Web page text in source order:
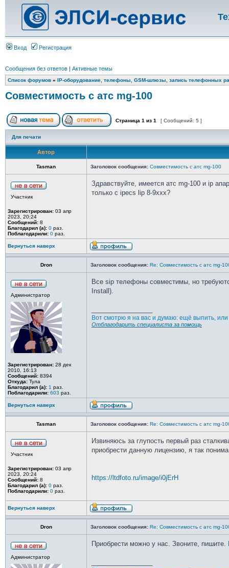
Вход Регистрация
Сообщения без ответов | Активные темы
Список форумов » IP-оборудование, телефоны, GSM-шлюзы, запись телефонных
Совместимость с атс mg-100
Страница 1 из 1 [ Сообщений: 5 ]
Для печати
Автор
Tasman Заголовок сообщения: Совместимость с атс mg-100
Участник
Зарегистрирован: 03 апр
2023, 20:24
Сообщений: 8
Благодарил (а): 0 раз.
Поблагодарили: 0 раз.
Здравствуйте, имеется атс mg-100 и ip
только с ipecs lip 8-9xxx?
Вернуться наверх
Dron Заголовок сообщения: Re: Совместимость с атс mg-
Администратор
Зарегистрирован: 28 дек
2010, 16:13
Сообщений: 8394
Откуда: Тула
Благодарил (а): 1 раз.
Поблагодарили: 603 раз.
Все sip телефоны совместимы, но
Install).
Вот смотрю я на вас и думаю: ещё выпить,
Отблагодарить специалиста за помощь
Вернуться наверх
Tasman Заголовок сообщения: Re: Совместимость с атс mg-
Участник
Зарегистрирован: 03 апр
2023, 20:24
Сообщений: 8
Благодарил (а): 0 раз.
Поблагодарили: 0 раз.
Извиняюсь за глупость первый раз
приобрести данную лицензию, я так
https://ltdfoto.ru/image/i0jErH
Вернуться наверх
Dron Заголовок сообщения: Re: Совместимость с атс mg-
Администратор
Приобрести можно у нас. Звоните, пишите.